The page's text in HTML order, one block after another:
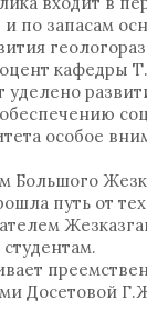
по запасам
кафедры
особое
Большого
путь от
Досетовой